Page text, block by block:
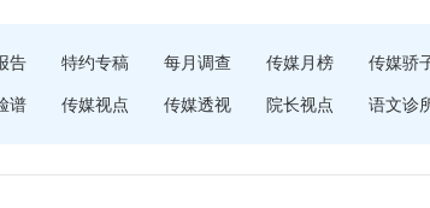
告 特约专稿 每月调查 传媒月榜 传媒骄
谱 传媒视点 传媒透视 院长视点 语文诊